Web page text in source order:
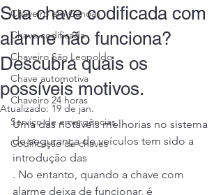
Chaveiro em Canoas
Chave codificada
Chaveiro São Leopoldo
Chave automotiva
Chaveiro 24 horas
Serviço de emergências
Codificação de chaves
Sua chave codificada com
alarme não funciona?
Descubra quais os
possíveis motivos.
Atualizado: 19 de jan.
Uma das notáveis melhorias no sistema
de segurança de veículos tem sido a
introdução das
. No entanto, quando a chave com
alarme deixa de funcionar, é